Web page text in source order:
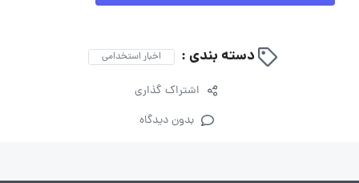
دسته بندی : اخبار استخدامی
اشتراک گذاری
بدون دیدگاه